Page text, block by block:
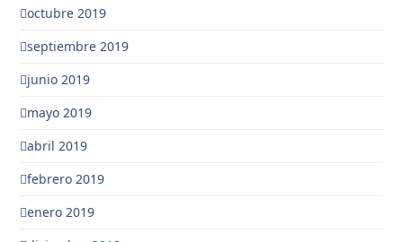
octubre 2019
septiembre 2019
junio 2019
mayo 2019
abril 2019
febrero 2019
enero 2019